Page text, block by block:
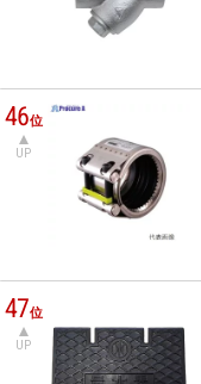
46位
UP
47位
UP